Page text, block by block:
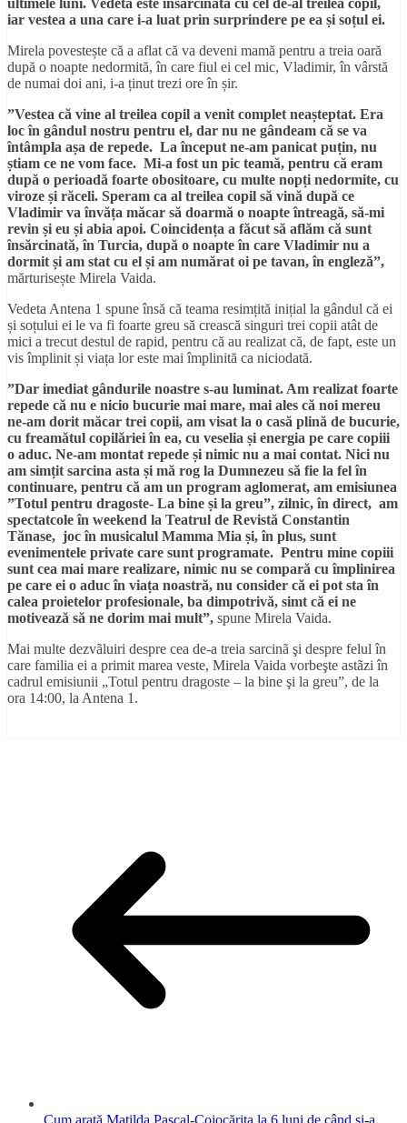
iar vestea a una care i-a luat prin surprindere pe ea și soțul ei.
Mirela povestește că a aflat că va deveni mamă pentru a treia oară
după o noapte nedormită, în care fiul ei cel mic, Vladimir, în vârstă
de numai doi ani, i-a ținut trezi ore în șir.
”Vestea că vine al treilea copil a venit complet neașteptat. Era
loc în gândul nostru pentru el, dar nu ne gândeam că se va
întâmpla așa de repede. La început ne-am panicat puțin, nu
știam ce ne vom face. Mi-a fost un pic teamă, pentru că eram
după o perioadă foarte obositoare, cu multe nopți nedormite, cu
viroze și răceli. Speram ca al treilea copil să vină după ce
Vladimir va învăța măcar să doarmă o noapte întreagă, să-mi
revin și eu și abia apoi. Coincidența a făcut să aflăm că sunt
însărcinată, în Turcia, după o noapte în care Vladimir nu a
dormit și am stat cu el și am numărat oi pe tavan, în engleză”,
mărturisește Mirela Vaida.
Vedeta Antena 1 spune însă că teama resimțită inițial la gândul că ei
și soțului ei le va fi foarte greu să crească singuri trei copii atât de
mici a trecut destul de rapid, pentru că au realizat că, de fapt, este un
vis împlinit și viața lor este mai împlinită ca niciodată.
”Dar imediat gândurile noastre s-au luminat. Am realizat foarte
repede că nu e nicio bucurie mai mare, mai ales că noi mereu
ne-am dorit măcar trei copii, am visat la o casă plină de bucurie,
cu freamătul copilăriei în ea, cu veselia și energia pe care copiii
o aduc. Ne-am montat repede și nimic nu a mai contat. Nici nu
am simțit sarcina asta și mă rog la Dumnezeu să fie la fel în
continuare, pentru că am un program aglomerat, am emisiunea
”Totul pentru dragoste- La bine și la greu”, zilnic, în direct, am
spectatcole în weekend la Teatrul de Revistă Constantin
Tănase, joc în musicalul Mamma Mia și, în plus, sunt
evenimentele private care sunt programate. Pentru mine copiii
sunt cea mai mare realizare, nimic nu se compară cu împlinirea
pe care ei o aduc în viața noastră, nu consider că ei pot sta în
calea proietelor profesionale, ba dimpotrivă, simt că ei ne
motivează să ne dorim mai mult”, spune Mirela Vaida.
Mai multe dezvãluiri despre cea de-a treia sarcinã şi despre felul în
care familia ei a primit marea veste, Mirela Vaida vorbeşte astãzi în
cadrul emisiunii „Totul pentru dragoste – la bine şi la greu”, de la
ora 14:00, la Antena 1.
Cum arată Matilda Pascal-Cojocărița la 6 luni de când și-a